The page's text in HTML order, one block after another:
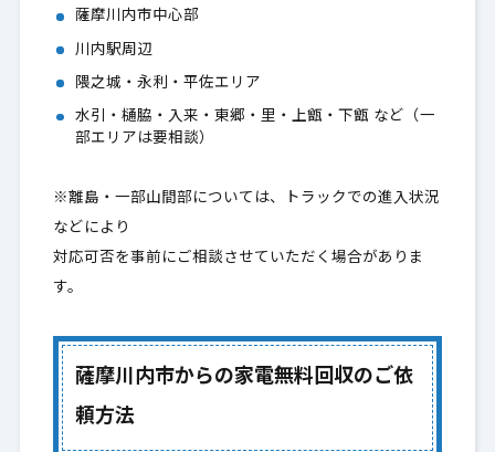
薩摩川内市中心部
川内駅周辺
隈之城・永利・平佐エリア
水引・樋脇・入来・東郷・里・上甑・下甑 など（一
部エリアは要相談）
※離島・一部山間部については、トラックでの進入状況
などにより
対応可否を事前にご相談させていただく場合がありま
す。
薩摩川内市からの家電無料回収のご依
頼方法